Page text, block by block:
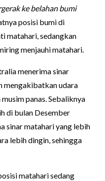
ke belahan bumi
posisi bumi di
matahari, sedangkan
menjauhi matahari.
menerima sinar
mengakibatkan udara
panas. Sebaliknya
di bulan Desember
sinar matahari yang lebih
lebih dingin, sehingga
matahari sedang